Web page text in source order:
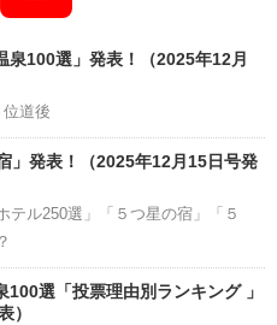
Channel
泉100選」発表！（2025年12月
道後
」発表！（2025年12月15日号発
テル250選」「５つ星の宿」「５
選「投票理由別ランキング 」
）